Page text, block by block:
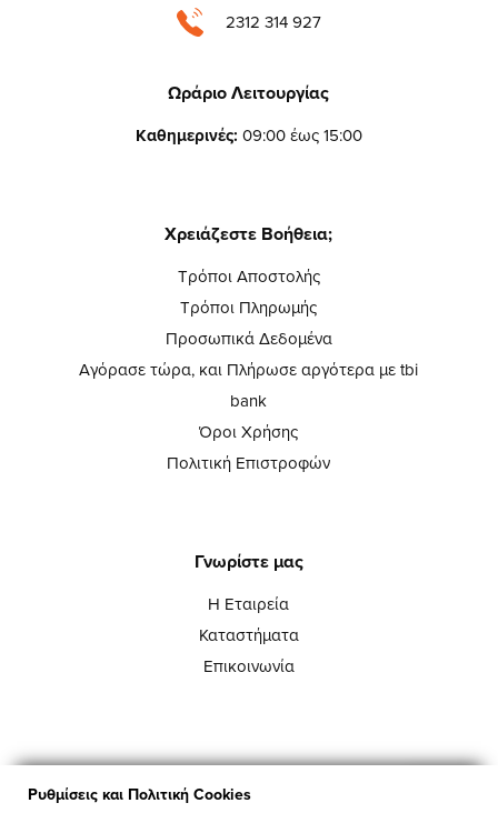
2312 314 927
Ωράριο Λειτουργίας
Καθημερινές: 09:00 έως 15:00
Χρειάζεστε Βοήθεια;
Τρόποι Αποστολής
Τρόποι Πληρωμής
Προσωπικά Δεδομένα
Αγόρασε τώρα, και Πλήρωσε αργότερα με tbi
bank
Όροι Χρήσης
Πολιτική Επιστροφών
Γνωρίστε μας
Η Εταιρεία
Καταστήματα
Επικοινωνία
Ρυθμίσεις και Πολιτική Cookies